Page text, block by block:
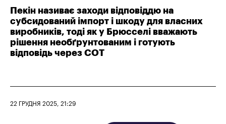
Пекін називає заходи відповіддю на
субсидований імпорт і шкоду для власних
виробників, тоді як у Брюсселі вважають
рішення необґрунтованим і готують
відповідь через СОТ
22 ГРУДНЯ 2025, 21:29